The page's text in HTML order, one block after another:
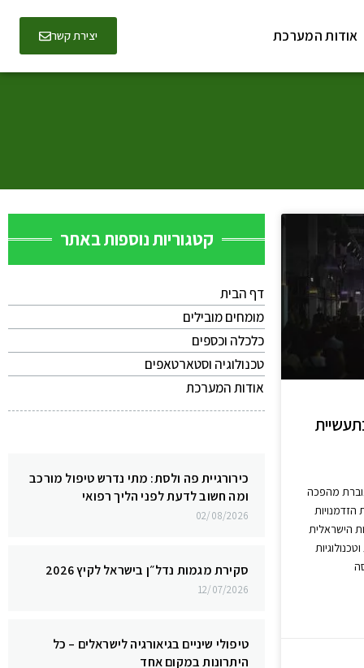
אודות המערכת יצירת קשר
מהפכה
הזדמנויות
הישראלית
קטגוריות נוספות באתר
דף הבית
מומחים מובילים
כלכלה וכספים
טכנולוגיה וסטארטאפים
אודות המערכת
כירורגיית פה ולסת: מתי נדרש טיפול מורכב
ומה חשוב לדעת לפני הליך רפואי
02/08/2026
סקירת מגמות נדל״ן בישראל לקיץ 2026
12/07/2026
טיפולי שיניים בגיאורגיה לישראלים – כל
היתרונות במקום אחד